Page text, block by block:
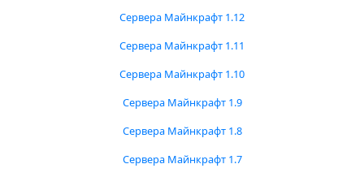
Сервера Майнкрафт 1.12
Сервера Майнкрафт 1.11
Сервера Майнкрафт 1.10
Сервера Майнкрафт 1.9
Сервера Майнкрафт 1.8
Сервера Майнкрафт 1.7